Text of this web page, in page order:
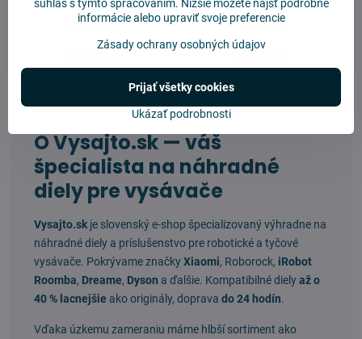
Skladom
50,90 €
Do košíka
Skladom
10,90 €
Do košíka
O Vysajto.sk — váš
špecialista na náhradné
diely pre vysávače
Vysajto.sk je slovenský e-shop špecializovaný výhradne na
náhradné diely a príslušenstvo pre robotické a tyčové
vysávače. Pokrývame značkyXiaomi, Roborock, iRobot
Roomba, Dreame, Dyson a ďalšie. Kompatibilné dielyaž o
40 % lacnejšie ako originály, doprava do 24 hodín.
Vďaka úzkemu zameraniu máme hlbší sortiment ako
súhlas s týmto spracovaním. Nižšie môžete nájsť podrobné
informácie alebo upraviť svoje preferencie
Zásady ochrany osobných údajov
Ukázať podrobnosti
Prijať všetky cookies